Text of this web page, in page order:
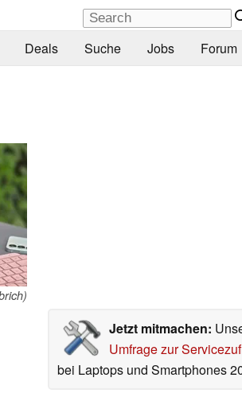
Deals Suche Jobs Forum
Jetzt mitmachen:
Umfrage zur
bei Laptops und Smartphones